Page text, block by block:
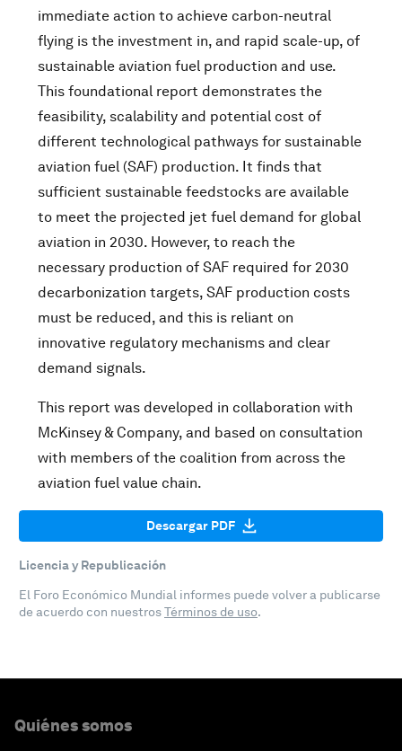
immediate action to achieve carbon-neutral
flying is the investment in, and rapid scale-up, of
sustainable aviation fuel production and use.
This foundational report demonstrates the
feasibility, scalability and potential cost of
different technological pathways for sustainable
aviation fuel (SAF) production. It finds that
sufficient sustainable feedstocks are available
to meet the projected jet fuel demand for global
aviation in 2030. However, to reach the
necessary production of SAF required for 2030
decarbonization targets, SAF production costs
must be reduced, and this is reliant on
innovative regulatory mechanisms and clear
demand signals.
This report was developed in collaboration with
McKinsey & Company, and based on consultation
with members of the coalition from across the
aviation fuel value chain.
Descargar PDF
Licencia y Republicación
El Foro Económico Mundial informes puede volver a publicarse
de acuerdo con nuestrosTérminos de uso.
Quiénes somos